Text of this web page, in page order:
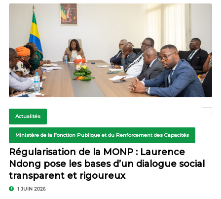
Actualités
Ministère de la Fonction Publique et du Renforcement des Capacités
Régularisation de la MONP : Laurence
Ndong pose les bases d’un dialogue social
transparent et rigoureux
1 JUIN 2026